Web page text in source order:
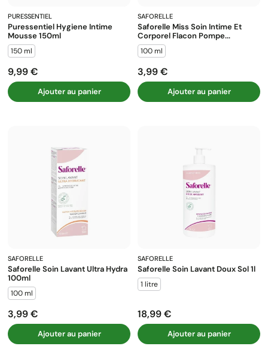
PURESSENTIEL
Puressentiel Hygiene Intime
Mousse 150ml
150 ml
Prix
9,99 €
Ajouter au panier
SAFORELLE
Saforelle Miss Soin Intime Et
Corporel Flacon Pompe...
100 ml
Prix
3,99 €
Ajouter au panier
SAFORELLE
Saforelle Soin Lavant Ultra Hydra
100ml
100 ml
Prix
3,99 €
Ajouter au panier
SAFORELLE
Saforelle Soin Lavant Doux Sol 1l
1 litre
Prix
18,99 €
Ajouter au panier